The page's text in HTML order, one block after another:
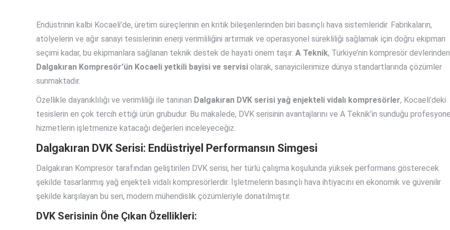
Endüstrinin kalbi Kocaeli’de, üretim süreçlerinin en kritik bileşenlerinden biri basınçlı hava sistemleridir. Fabrikaların,
atölyelerin ve ağır sanayi tesislerinin enerji verimliliğini artırmak ve operasyonel sürekliliği sağlamak için doğru ekipman
seçimi kadar, bu ekipmanlara sağlanan teknik destek de hayati önem taşır. A Teknik, Türkiye’nin kompresör devlerinden
Dalgakıran Kompresör’ün Kocaeli yetkili bayisi ve servisi olarak, sanayicilerimize dünya standartlarında çözümler
sunmaktadır.
Özellikle dayanıklılığı ve verimliliği ile tanınan Dalgakıran DVK serisi yağ enjekteli vidalı kompresörler, Kocaeli’deki
tesislerin en çok tercih ettiği ürün grubudur. Bu makalede, DVK serisinin avantajlarını ve A Teknik’in sunduğu
hizmetlerin işletmenize katacağı değerleri inceleyeceğiz.
Dalgakıran DVK Serisi: Endüstriyel Performansın Simgesi
Dalgakıran Kompresör tarafından geliştirilen DVK serisi, her türlü çalışma koşulunda yüksek performans gösterecek
şekilde tasarlanmış yağ enjekteli vidalı kompresörlerdir. İşletmelerin basınçlı hava ihtiyacını en ekonomik ve güvenilir
şekilde karşılayan bu seri, modern mühendislik çözümleriyle donatılmıştır.
DVK Serisinin Öne Çıkan Özellikleri: